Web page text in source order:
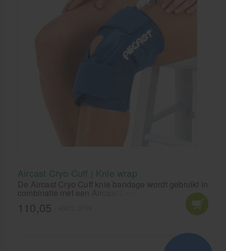
Aircast Cryo Cuff | Knie wrap
De Aircast Cryo Cuff knie bandage wordt gebruikt in
combinatie met een Aircast Cryo Cuff koeler. De
systeem om het water automatisch tussen koeler en
knie bandage te laten rondstromen. De herhaalde
110,05